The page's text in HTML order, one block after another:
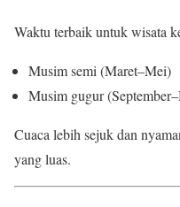
Waktu terbaik untuk wisata
Musim semi (Maret–Mei)
Musim gugur
Cuaca lebih sejuk dan
yang luas.